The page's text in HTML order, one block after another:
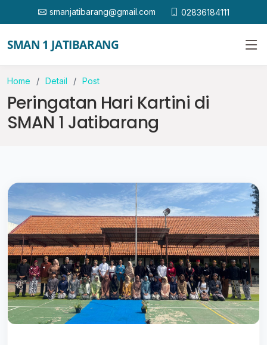
smanjatibarang@gmail.com 02836184111
SMAN 1 JATIBARANG
Home Detail Post
Peringatan Hari Kartini di
SMAN 1 Jatibarang